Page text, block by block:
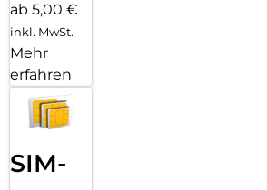
ab 5,00 €
inkl. MwSt.
Mehr
erfahren
SIM-